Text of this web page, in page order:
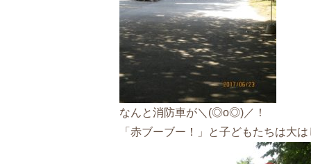
なんと消防車が＼(◎o◎)／！
「赤ブーブー！」と子どもたちは大